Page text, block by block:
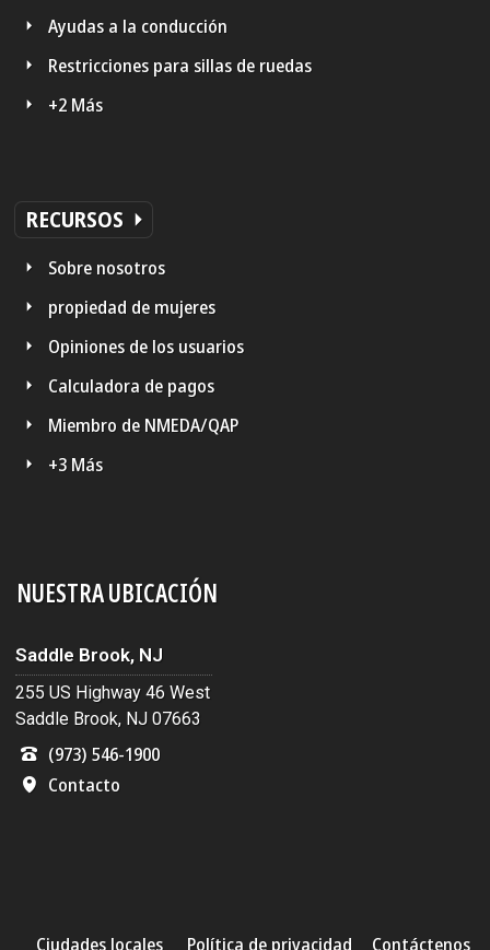
Ayudas a la conducción
Restricciones para sillas de ruedas
+2 Más
RECURSOS
Sobre nosotros
propiedad de mujeres
Opiniones de los usuarios
Calculadora de pagos
Miembro de NMEDA/QAP
+3 Más
NUESTRA UBICACIÓN
Saddle Brook, NJ
255 US Highway 46 West
Saddle Brook, NJ 07663
(973) 546-1900
Contacto
Ciudades locales Política de privacidad Contáctenos